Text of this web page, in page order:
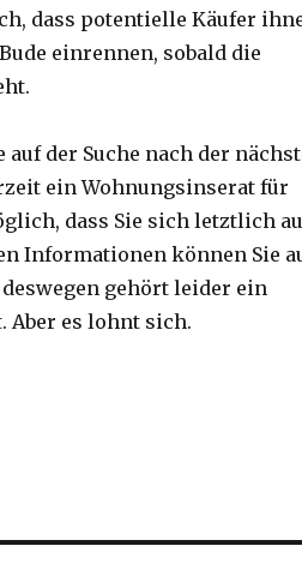
dass potentielle Käufer
einrennen, sobald die
auf der Suche nach der
ein Wohnungsinserat für
dass Sie sich letztlich
Informationen können Sie
gehört leider ein
Aber es lohnt sich.